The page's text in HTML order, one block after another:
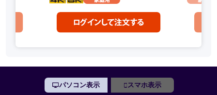
パソコン表示 スマホ表示